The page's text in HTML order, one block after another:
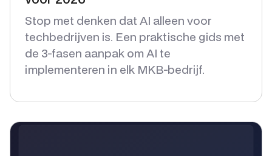
Stop met denken dat AI alleen voor
techbedrijven is. Een praktische gids met
de 3-fasen aanpak om AI te
implementeren in elk MKB-bedrijf.